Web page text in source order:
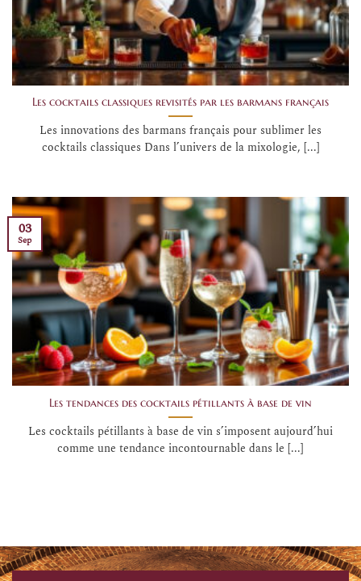
Les cocktails classiques revisités par les barmans français
Les innovations des barmans français pour sublimer les
cocktails classiques Dans l’univers de la mixologie, [...]
Les tendances des cocktails pétillants à base de vin
Les cocktails pétillants à base de vin s’imposent aujourd’hui
comme une tendance incontournable dans le [...]
03
Sep